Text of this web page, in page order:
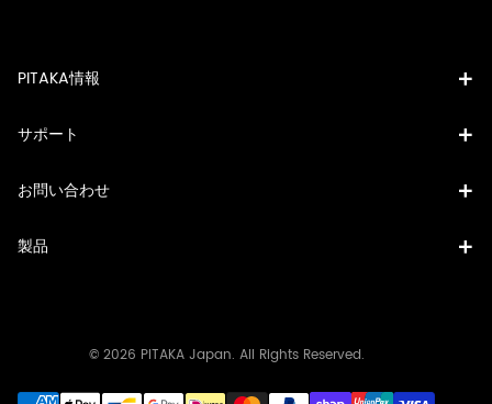
PITAKA情報
サポート
お問い合わせ
製品
© 2026 PITAKA Japan. All Rights Reserved.